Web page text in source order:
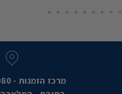
מרכז הזמנות - 073-7587080